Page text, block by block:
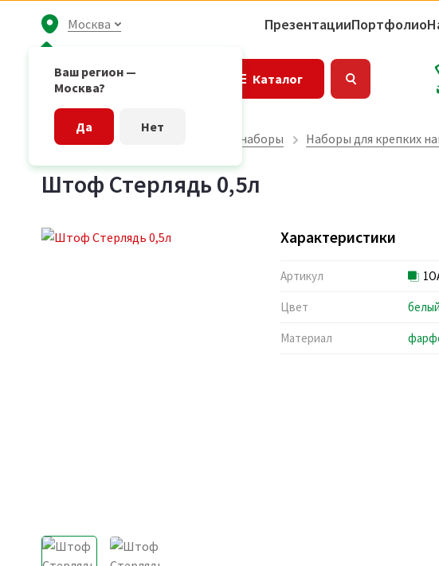
Москва
Ваш регион —
Москва?
Да Нет
ПрезентацииПортфолио
Каталог
Главная страница Подарочные наборы Наборы для крепких
Штоф Стерлядь 0,5л
Характеристики
Артикул
Цвет белый
Материал